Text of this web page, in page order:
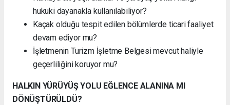
hukuki dayanakla kullanılabiliyor?
Kaçak olduğu tespit edilen bölümlerde ticari faaliyet
devam ediyor mu?
İşletmenin Turizm İşletme Belgesi mevcut haliyle
geçerliliğini koruyor mu?
HALKIN YÜRÜYÜŞ YOLU EĞLENCE ALANINA MI
DÖNÜŞTÜRÜLDÜ?